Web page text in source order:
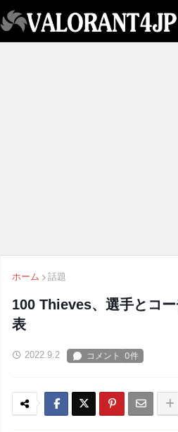
ホーム 話題
100 Thieves、選手とコ
表
2022.9.2